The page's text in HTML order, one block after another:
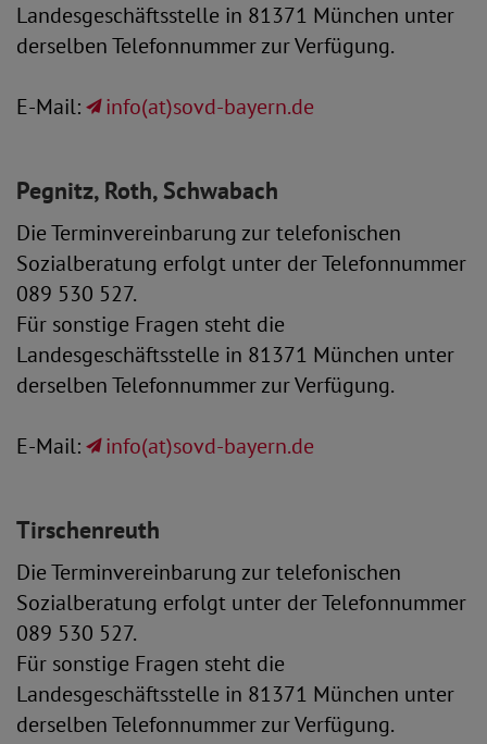
Landesgeschäftsstelle in 81371 München unter
derselben Telefonnummer zur Verfügung.
E-Mail: info(at)sovd-bayern.de
Pegnitz, Roth, Schwabach
Die Terminvereinbarung zur telefonischen
Sozialberatung erfolgt unter der Telefonnummer
089 530 527.
Für sonstige Fragen steht die
Landesgeschäftsstelle in 81371 München unter
derselben Telefonnummer zur Verfügung.
E-Mail: info(at)sovd-bayern.de
Tirschenreuth
Die Terminvereinbarung zur telefonischen
Sozialberatung erfolgt unter der Telefonnummer
089 530 527.
Für sonstige Fragen steht die
Landesgeschäftsstelle in 81371 München unter
derselben Telefonnummer zur Verfügung.